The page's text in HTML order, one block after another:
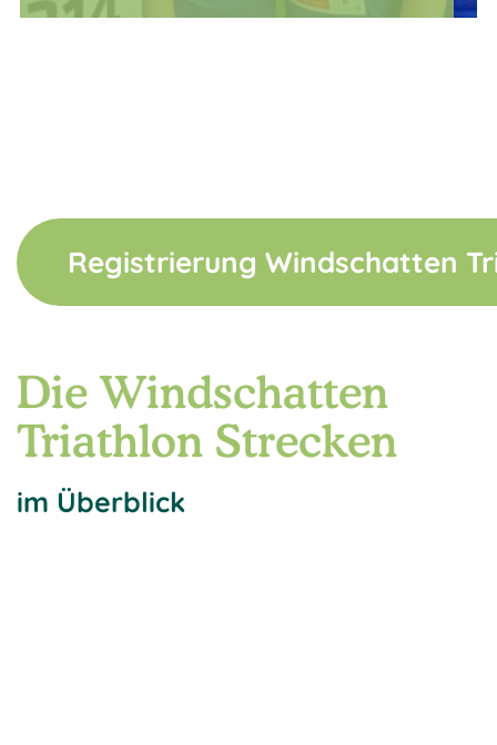
Registrierung Windschatten
Die Windschatten
Triathlon Strecken
im Überblick